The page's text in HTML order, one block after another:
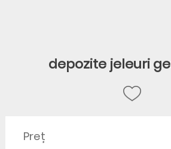
depozite jeleuri
Preț